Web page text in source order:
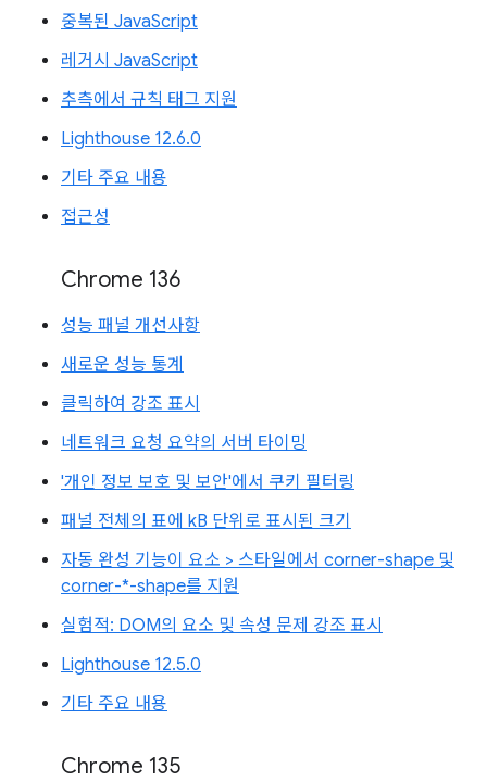
중복된 JavaScript
레거시 JavaScript
추측에서 규칙 태그 지원
Lighthouse 12.6.0
기타 주요 내용
접근성
Chrome 136
성능 패널 개선사항
새로운 성능 통계
클릭하여 강조 표시
네트워크 요청 요약의 서버 타이밍
'개인 정보 보호 및 보안'에서 쿠키 필터링
패널 전체의 표에 kB 단위로 표시된 크기
자동 완성 기능이 요소 > 스타일에서 corner-shape 및
corner-*-shape를 지원
실험적: DOM의 요소 및 속성 문제 강조 표시
Lighthouse 12.5.0
기타 주요 내용
Chrome 135